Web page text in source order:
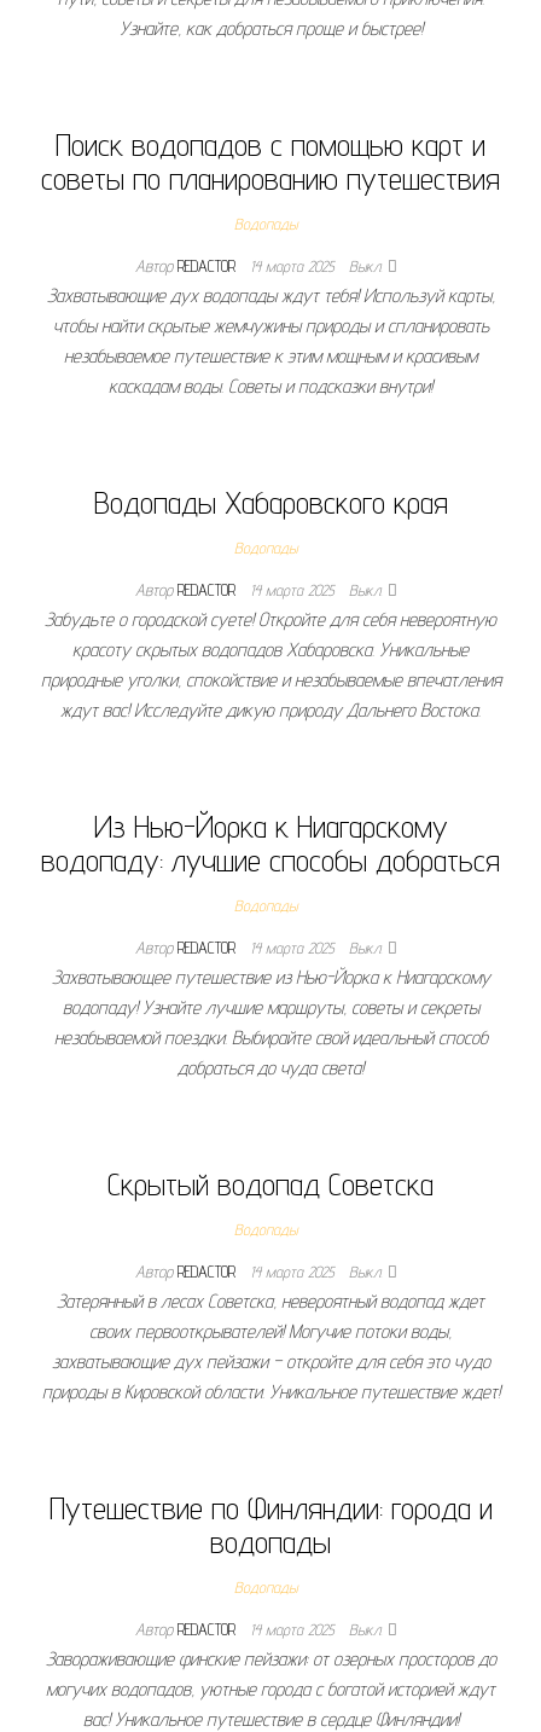
Узнайте, как добраться проще и быстрее!
Поиск водопадов с помощью карт и
советы по планированию путешествия
Водопады
АвторREDACTOR 14 марта 2025 Выкл.
Захватывающие дух водопады ждут тебя! Используй карты,
чтобы найти скрытые жемчужины природы и спланировать
незабываемое путешествие к этим мощным и красивым
каскадам воды. Советы и подсказки внутри!
Водопады Хабаровского края
Водопады
АвторREDACTOR 14 марта 2025 Выкл.
Забудьте о городской суете! Откройте для себя невероятную
красоту скрытых водопадов Хабаровска. Уникальные
природные уголки, спокойствие и незабываемые впечатления
ждут вас! Исследуйте дикую природу Дальнего Востока.
Из Нью-Йорка к Ниагарскому
водопаду: лучшие способы добраться
Водопады
АвторREDACTOR 14 марта 2025 Выкл.
Захватывающее путешествие из Нью-Йорка к Ниагарскому
водопаду! Узнайте лучшие маршруты, советы и секреты
незабываемой поездки. Выбирайте свой идеальный способ
добраться до чуда света!
Скрытый водопад Советска
Водопады
АвторREDACTOR 14 марта 2025 Выкл.
Затерянный в лесах Советска, невероятный водопад ждет
своих первооткрывателей! Могучие потоки воды,
захватывающие дух пейзажи – откройте для себя это чудо
природы в Кировской области. Уникальное путешествие ждет!
Путешествие по Финляндии: города и
водопады
Водопады
АвторREDACTOR 14 марта 2025 Выкл.
Завораживающие финские пейзажи: от озерных просторов до
могучих водопадов, уютные города с богатой историей ждут
вас! Уникальное путешествие в сердце Финляндии!